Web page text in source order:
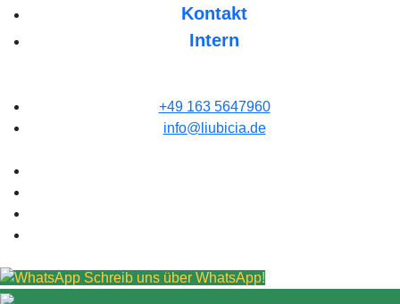
Kontakt
Intern
+49 163 5647960
info@liubicia.de
Schreib uns über WhatsApp!